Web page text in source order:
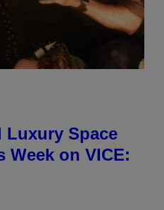
Luxury Space
on VICE: